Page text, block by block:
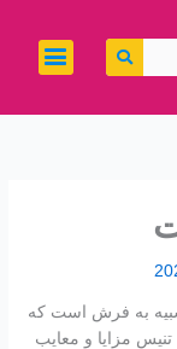
به فرش است که
مزایا و معایب